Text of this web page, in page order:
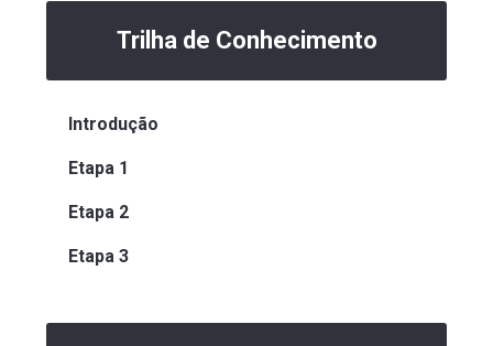
Trilha de Conhecimento
Introdução
Etapa 1
Etapa 2
Etapa 3